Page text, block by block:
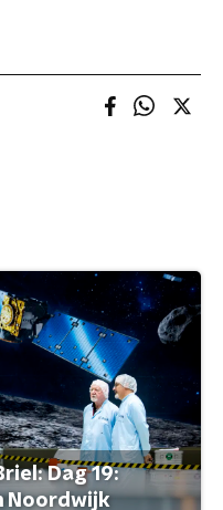
Dag 19:
Noordwijk